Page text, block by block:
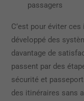
passagers
C’est pour éviter
développé des
davantage de
passent par des
sécurité et
des itinéraires sans